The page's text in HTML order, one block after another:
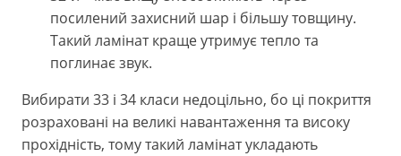
посилений захисний шар і більшу товщину.
Такий ламінат краще утримує тепло та
поглинає звук.
Вибирати 33 і 34 класи недоцільно, бо ці покриття
розраховані на великі навантаження та високу
прохідність, тому такий ламінат укладають